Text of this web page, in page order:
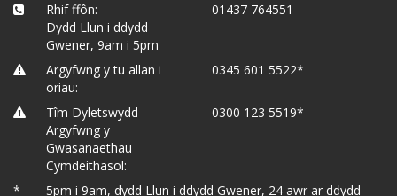
Rhif ffôn:
Dydd Llun i ddydd
Gwener, 9am i 5pm
01437 764551
Argyfwng y tu allan i
oriau:
0345 601 5522*
Tîm Dyletswydd
Argyfwng y
Gwasanaethau
Cymdeithasol:
0300 123 5519*
* 5pm i 9am, dydd Llun i ddydd Gwener, 24 awr ar ddydd